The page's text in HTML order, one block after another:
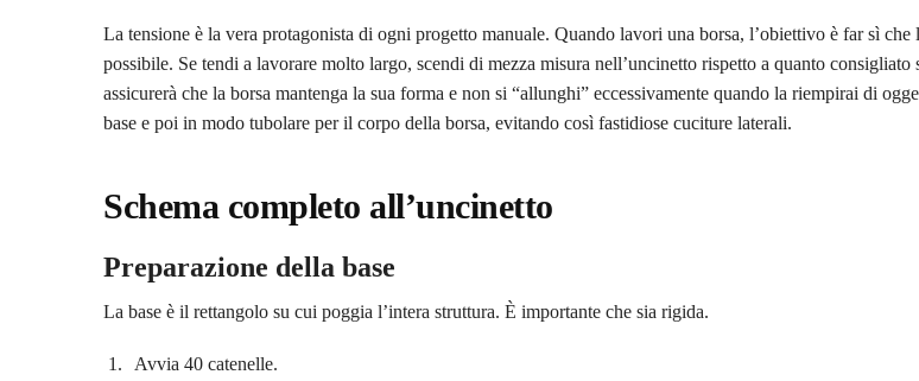
La tensione è la vera protagonista di ogni progetto manuale. Quando lavori una borsa, l’obiettivo è far sì
possibile. Se tendi a lavorare molto largo, scendi di mezza misura nell’uncinetto rispetto a quanto
assicurerà che la borsa mantenga la sua forma e non si “allunghi” eccessivamente quando la riempirai di
base e poi in modo tubolare per il corpo della borsa, evitando così fastidiose cuciture laterali.
Schema completo all’uncinetto
Preparazione della base
La base è il rettangolo su cui poggia l’intera struttura. È importante che sia rigida.
Avvia 40 catenelle.